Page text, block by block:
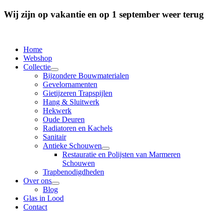
Wij zijn op vakantie en op 1 september weer terug
Home
Webshop
Collectie
Bijzondere Bouwmaterialen
Gevelornamenten
Gietijzeren Trapspijlen
Hang & Sluitwerk
Hekwerk
Oude Deuren
Radiatoren en Kachels
Sanitair
Antieke Schouwen
Restauratie en Polijsten van Marmeren
Schouwen
Trapbenodigdheden
Over ons
Blog
Glas in Lood
Contact